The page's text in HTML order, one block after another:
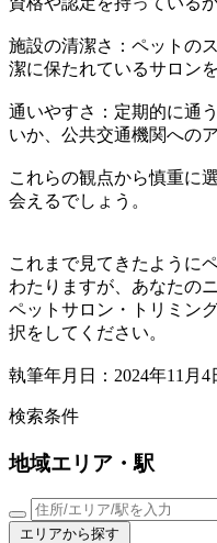
施設の清潔さ：ペットの
潔に保たれているサロン
通いやすさ：定期的に通
いか、公共交通機関への
これらの観点から慎重に
会えるでしょう。
これまで見てきたように
わたりますが、あなたの
ペットサロン・トリミン
択をしてください。
執筆年月日：2024年11月4
検索条件
地域エリア・駅
エリアから探す